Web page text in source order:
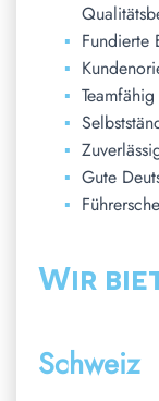
Fundierte
Teamfähig
Gute
Wir
Schweiz